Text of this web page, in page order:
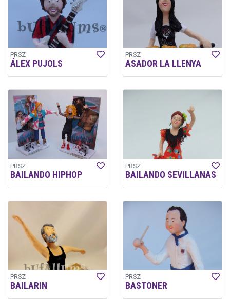
PRSZ
ÁLEX PUJOLS
PRSZ
ASADOR LA LLENYA
PRSZ
BAILANDO HIPHOP
PRSZ
BAILANDO SEVILLANAS
PRSZ
BAILARIN
PRSZ
BASTONER